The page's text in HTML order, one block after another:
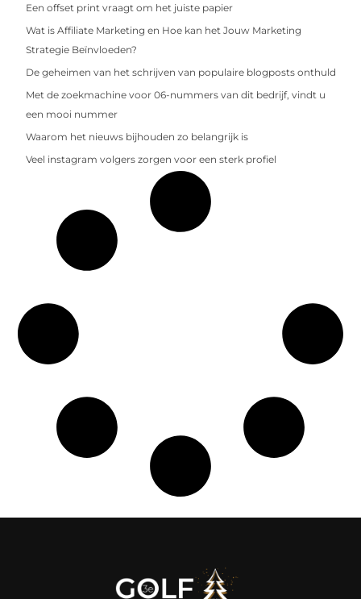
Een offset print vraagt om het juiste papier
Wat is Affiliate Marketing en Hoe kan het Jouw Marketing
Strategie Beïnvloeden?
De geheimen van het schrijven van populaire blogposts onthuld
Met de zoekmachine voor 06-nummers van dit bedrijf, vindt u
een mooi nummer
Waarom het nieuws bijhouden zo belangrijk is
Veel instagram volgers zorgen voor een sterk profiel